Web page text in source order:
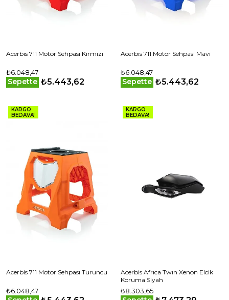
Acerbis 711 Motor Sehpası Kırmızı
₺6.048,47
Sepette ₺5.443,62
Acerbis 711 Motor Sehpası Mavi
₺6.048,47
Sepette ₺5.443,62
KARGO
BEDAVA!
Acerbis 711 Motor Sehpası Turuncu
₺6.048,47
KARGO
BEDAVA!
Acerbis Afrıca Twın Xenon Elcik
Koruma Siyah
₺8.303,65